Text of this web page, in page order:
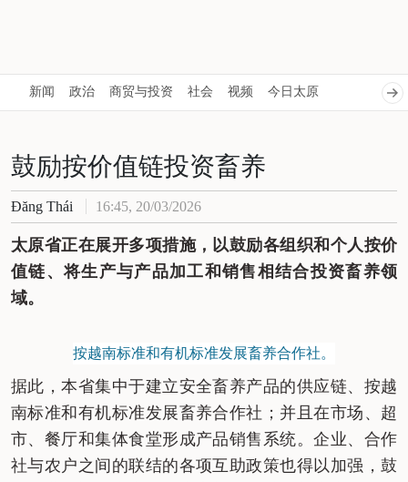
新闻 政治 商贸与投资 社会 视频 今日太原
鼓励按价值链投资畜养
Đăng Thái 16:45, 20/03/2026
太原省正在展开多项措施，以鼓励各组织和个人按价
值链、将生产与产品加工和销售相结合投资畜养领
域。
按越南标准和有机标准发展畜养合作社。
据此，本省集中于建立安全畜养产品的供应链、按越
南标准和有机标准发展畜养合作社；并且在市场、超
市、餐厅和集体食堂形成产品销售系统。企业、合作
社与农户之间的联结的各项互助政策也得以加强，鼓